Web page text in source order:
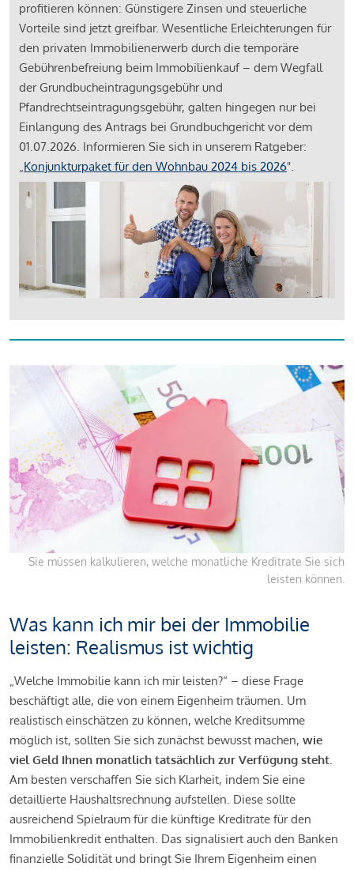
profitieren können: Günstigere Zinsen und steuerliche
Vorteile sind jetzt greifbar. Wesentliche Erleichterungen für
den privaten Immobilienerwerb durch die temporäre
Gebührenbefreiung beim Immobilienkauf – dem Wegfall
der Grundbucheintragungsgebühr und
Pfandrechtseintragungsgebühr, galten hingegen nur bei
Einlangung des Antrags bei Grundbuchgericht vor dem
01.07.2026. Informieren Sie sich in unserem Ratgeber:
„Konjunkturpaket für den Wohnbau 2024 bis 2026".
Sie müssen kalkulieren, welche monatliche Kreditrate Sie sich
leisten können.
Was kann ich mir bei der Immobilie
leisten: Realismus ist wichtig
„Welche Immobilie kann ich mir leisten?“ – diese Frage
beschäftigt alle, die von einem Eigenheim träumen. Um
realistisch einschätzen zu können, welche Kreditsumme
möglich ist, sollten Sie sich zunächst bewusst machen, wie
viel Geld Ihnen monatlich tatsächlich zur Verfügung steht.
Am besten verschaffen Sie sich Klarheit, indem Sie eine
detaillierte Haushaltsrechnung aufstellen. Diese sollte
ausreichend Spielraum für die künftige Kreditrate für den
Immobilienkredit enthalten. Das signalisiert auch den Banken
finanzielle Solidität und bringt Sie Ihrem Eigenheim einen